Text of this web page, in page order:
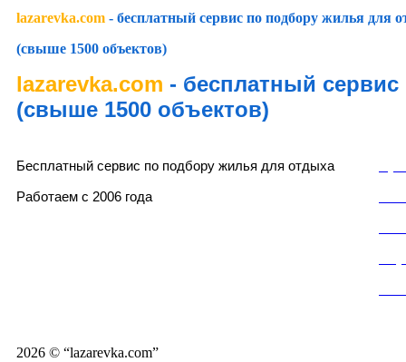
lazarevka.com - бесплатный сервис по подбору жилья для
(свыше 1500 объектов)
lazarevka.com - бесплатный
(свыше 1500 объектов)
Бесплатный сервис по подбору жилья для отдыха
Работаем с 2006 года
2026 © “lazarevka.com”